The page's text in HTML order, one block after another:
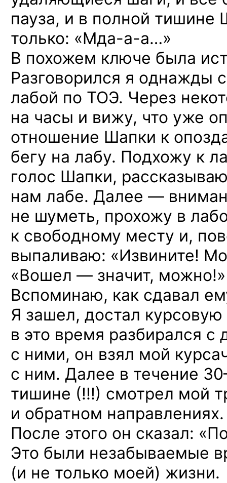
пауза, и в полной тишине
только: «Мда-а-а…»
В похожем ключе была
Разговорился я однажды
лабой по ТОЭ. Через
на часы и вижу, что уже
отношение Шапки к
бегу на лабу. Подхожу к
голос Шапки,
нам лабе. Далее —
не шуметь, прохожу в
к свободному месту и,
выпаливаю: «Извините!
«Вошел — значит, можно!»
Вспоминаю, как сдавал
Я зашел, достал
в это время разбирался
с ними, он взял мой
с ним. Далее в течение
тишине (!!!) смотрел мой
и обратном
После этого он сказал:
Это были незабываемые
(и не только моей) жизни.